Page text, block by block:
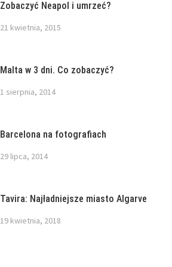
Zobaczyć Neapol i umrzeć?
21 kwietnia, 2015
Malta w 3 dni. Co zobaczyć?
1 sierpnia, 2014
Barcelona na fotografiach
29 lipca, 2014
Tavira: Najładniejsze miasto Algarve
19 kwietnia, 2018